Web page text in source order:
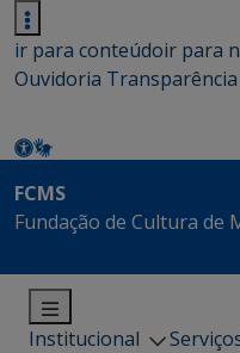
ir para conteúdoir para
Ouvidoria Transparência
FCMS
Fundação de Cultura de
Institucional